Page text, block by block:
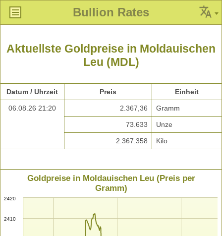
Bullion Rates
Aktuellste Goldpreise in Moldauischen
Leu (MDL)
Datum / Uhrzeit Preis Einheit
06.08.26 21:20 2.367,36 Gramm
73.633 Unze
2.367.358 Kilo
Goldpreise in Moldauischen Leu (Preis per
Gramm)
2410
2420